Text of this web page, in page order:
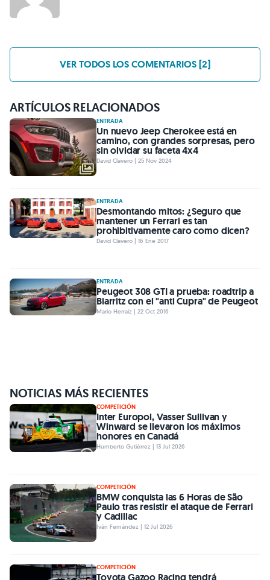
VER TODOS LOS COMENTARIOS [2]
ARTÍCULOS RELACIONADOS
ENTRADA
Un nuevo Jeep Cherokee está en
camino, con grandes sorpresas, pero
sin olvidar su faceta 4x4
David Clavero | 25 Nov 2024
ENTRADA
Desmontando mitos: ¿Seguro que
mantener un Ferrari es tan
prohibitivamente caro como dicen?
David Clavero | 16 Ene 2017
ENTRADA
Peugeot 308 GTI a prueba: roadtrip a
Biarritz con el "anti Cupra" de Peugeot
Mario Herraiz | 22 Oct 2016
NOTICIAS MÁS RECIENTES
COMPETICIÓN
Inter Europol, Vasser Sullivan y
Winward se llevaron los máximos
honores en Canadá
Humberto Gutiérrez | 13 Jul 2026
COMPETICIÓN
BMW conquista las 6 Horas de São
Paulo tras resistir el ataque de Ferrari
y Cadillac
Iván Fernández | 12 Jul 2026
COMPETICIÓN
Toyota Gazoo Racing tendrá